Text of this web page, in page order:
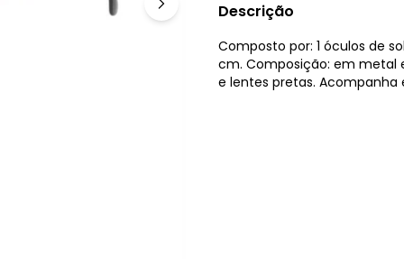
Descrição
Composto por: 1 óculos de
cm. Composição: em metal
e lentes pretas.